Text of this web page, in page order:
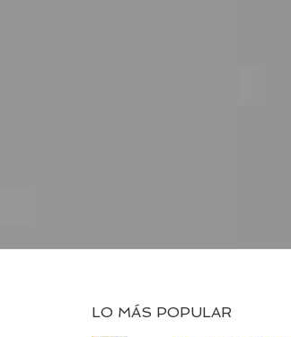
LO MÁS POPULAR